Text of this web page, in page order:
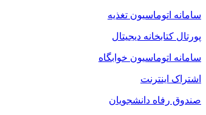
سامانه اتوماسیون تغذیه
پورتال کتابخانه دیجیتال
سامانه اتوماسیون خوابگاه
اشتراک اینترنت
صندوق رفاه دانشجویان